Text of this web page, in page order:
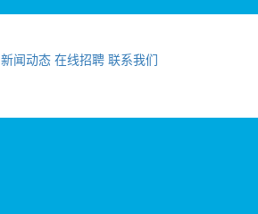
新闻动态 在线招聘 联系我们